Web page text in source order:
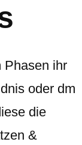
Phasen ihr
oder dm
die
&